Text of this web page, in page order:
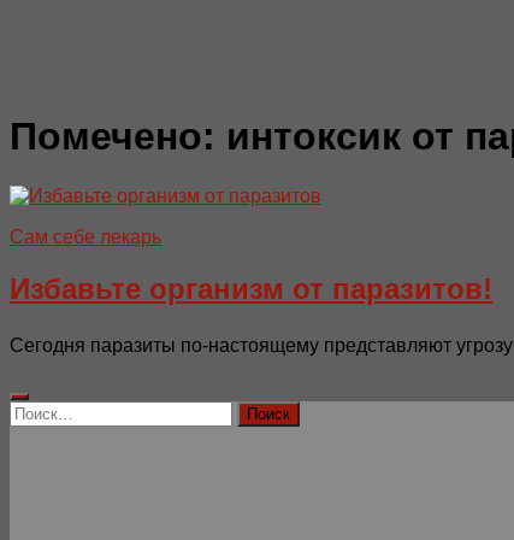
Помечено: интоксик от
Сам себе лекарь
Избавьте организм от паразитов!
Сегодня паразиты по-настоящему представляют
Найти: